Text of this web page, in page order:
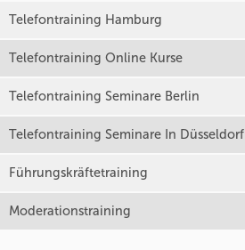
Telefontraining Hamburg
Telefontraining Online Kurse
Telefontraining Seminare Berlin
Telefontraining Seminare In Düsseldorf
Führungskräftetraining
Moderationstraining